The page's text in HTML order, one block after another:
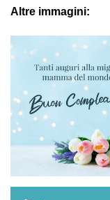
Altre immagini: